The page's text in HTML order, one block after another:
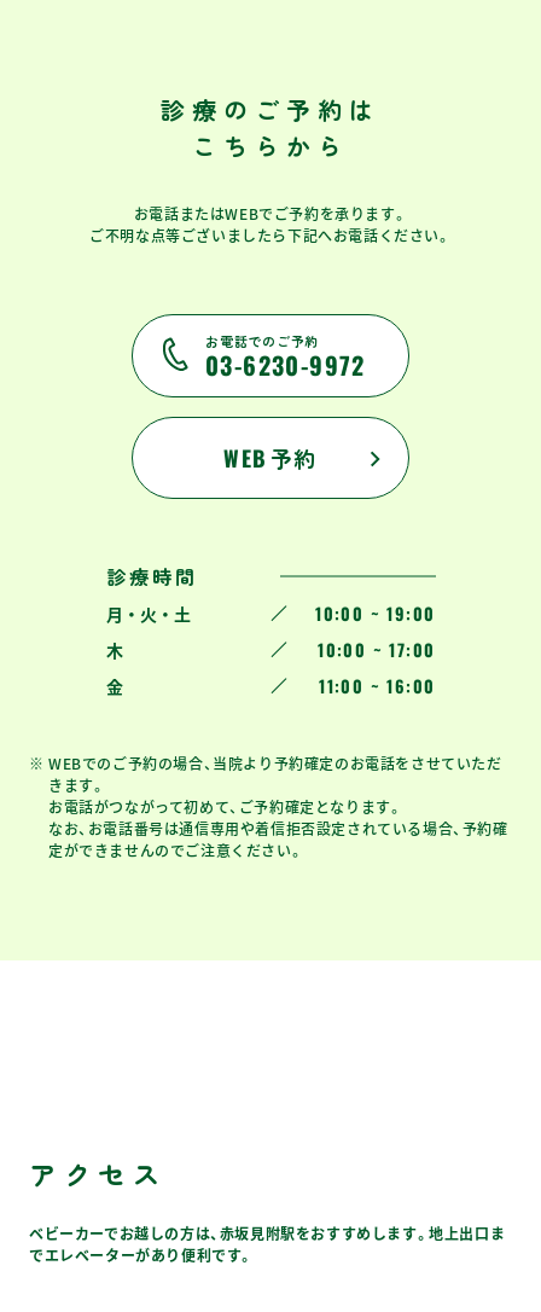
診療のご予約は
こちらから
お電話またはWEBでご予約を承ります。
ご不明な点等ございましたら下記へお電話ください。
お電話でのご予約
03-6230-9972
WEB 予約
診療時間
月 ・ 火 ・ 土 10:00 ~ 19:00
木 10:00 ~ 17:00
金 11:00 ~ 16:00
WEBでのご予約の場合、当院より予約確定のお電話をさせていただ
きます。
お電話がつながって初めて、ご予約確定となります。
なお、お電話番号は通信専用や着信拒否設定されている場合、予約確
定ができませんのでご注意ください。
アクセス
ベビーカーでお越しの方は、赤坂見附駅をおすすめします。地上出口ま
でエレベーターがあり便利です。